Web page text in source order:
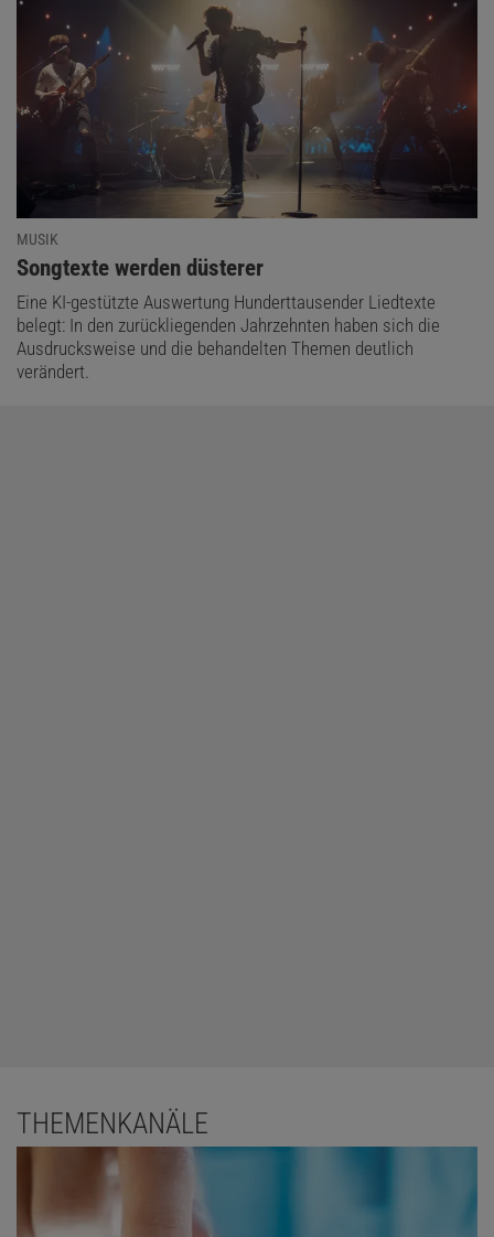
MUSIK
:
Songtexte werden düsterer
Eine KI-gestützte Auswertung Hunderttausender Liedtexte
belegt: In den zurückliegenden Jahrzehnten haben sich die
Ausdrucksweise und die behandelten Themen deutlich
verändert.
THEMENKANÄLE